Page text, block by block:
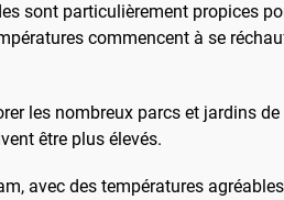
sont particulièrement propices
commencent à se
les nombreux parcs et jardins
être plus élevés.
avec des températures